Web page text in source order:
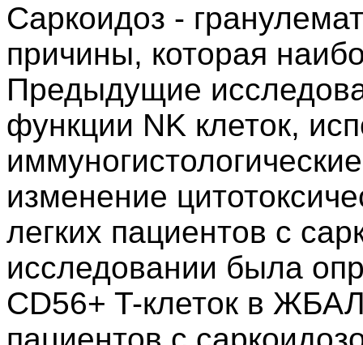
Саркоидоз -
причины, которая
Предыдущие
функции NK клеток,
изменение
легких пациентов с
исследовании была
CD56+ T-клеток в